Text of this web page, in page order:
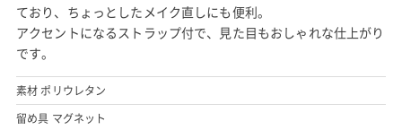
ており、ちょっとしたメイク直しにも便利。
アクセントになるストラップ付で、見た目もおしゃれな仕上がり
です。
素材 ポリウレタン
留め具 マグネット